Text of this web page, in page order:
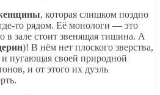
, которая слишком поздно
то рядом. Её монологи — это
в зале стоит звенящая тишина. А
)! В нём нет плоского зверства,
и пугающая своей природной
и от этого их дуэль